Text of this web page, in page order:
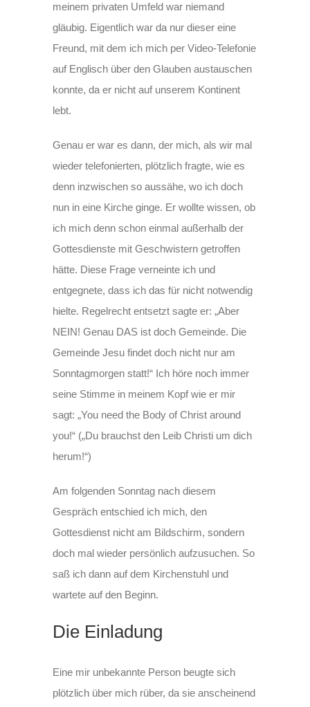
meinem privaten Umfeld war niemand
gläubig. Eigentlich war da nur dieser eine
Freund, mit dem ich mich per Video-Telefonie
auf Englisch über den Glauben austauschen
konnte, da er nicht auf unserem Kontinent
lebt.
Genau er war es dann, der mich, als wir mal
wieder telefonierten, plötzlich fragte, wie es
denn inzwischen so aussähe, wo ich doch
nun in eine Kirche ginge. Er wollte wissen, ob
ich mich denn schon einmal außerhalb der
Gottesdienste mit Geschwistern getroffen
hätte. Diese Frage verneinte ich und
entgegnete, dass ich das für nicht notwendig
hielte. Regelrecht entsetzt sagte er: „Aber
NEIN! Genau DAS ist doch Gemeinde. Die
Gemeinde Jesu findet doch nicht nur am
Sonntagmorgen statt!“ Ich höre noch immer
seine Stimme in meinem Kopf wie er mir
sagt: „You need the Body of Christ around
you!“ („Du brauchst den Leib Christi um dich
herum!“)
Am folgenden Sonntag nach diesem
Gespräch entschied ich mich, den
Gottesdienst nicht am Bildschirm, sondern
doch mal wieder persönlich aufzusuchen. So
saß ich dann auf dem Kirchenstuhl und
wartete auf den Beginn.
Die Einladung
Eine mir unbekannte Person beugte sich
plötzlich über mich rüber, da sie anscheinend